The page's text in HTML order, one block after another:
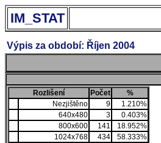
IM_STAT
Výpis za období: Říjen 2004
Rozlišení
Počet
%
Nezjištěno
9
1.210%
640x480
3
0.403%
800x600
141
18.952%
1024x768
434
58.333%